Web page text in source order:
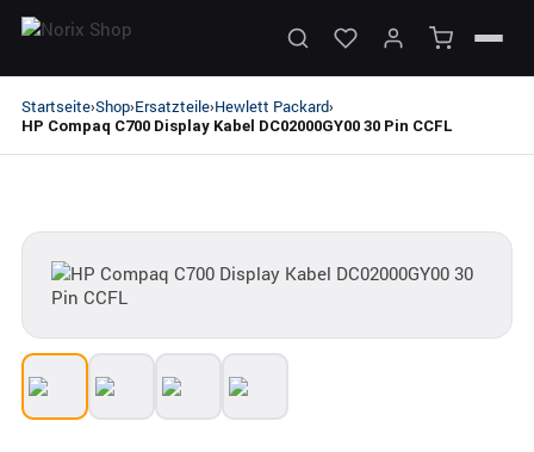
Startseite›Shop›Ersatzteile›Hewlett Packard›
HP Compaq C700 Display Kabel DC02000GY00 30 Pin CCFL